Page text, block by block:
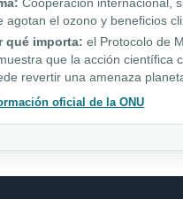
Cooperación internacional,
agotan el ozono y beneficios
qué importa: el Protocolo de
que la acción científica
revertir una amenaza
oficial de la ONU